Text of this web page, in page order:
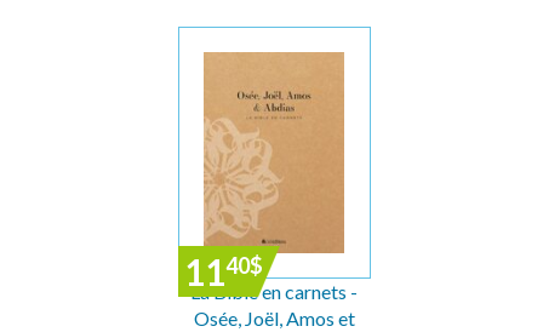
1140$
La Bible en carnets -
Osée, Joël, Amos et